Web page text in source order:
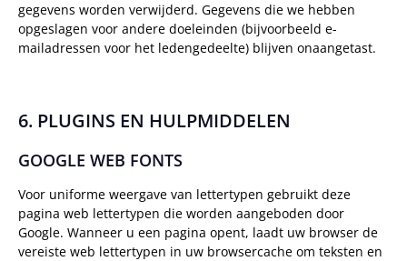
gegevens worden verwijderd. Gegevens die we hebben
opgeslagen voor andere doeleinden (bijvoorbeeld e-
mailadressen voor het ledengedeelte) blijven onaangetast.
6. PLUGINS EN HULPMIDDELEN
GOOGLE WEB FONTS
Voor uniforme weergave van lettertypen gebruikt deze
pagina web lettertypen die worden aangeboden door
Google. Wanneer u een pagina opent, laadt uw browser de
vereiste web lettertypen in uw browsercache om teksten en